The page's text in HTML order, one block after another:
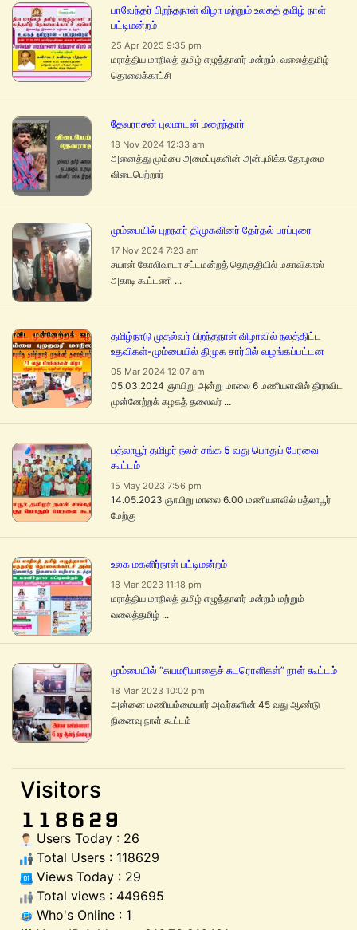
பாவேந்தர் பிறந்தநாள் விழா மற்றும் உலகத் தமிழ் நாள்
பட்டிமன்றம்
25 Apr 2025 9:35 pm
மராத்திய மாநிலத் தமிழ் எழுத்தாளர் மன்றம், வலைத்தமிழ்
தொலைக்காட்சி
தேவராசன் புலமாடன் மறைந்தார்
18 Nov 2024 12:33 am
அனைத்து மும்பை அமைப்புகளின் அன்புமிக்க தோழமை
விடைபெற்றார்
மும்பையில் புறநகர் திமுகவினர் தேர்தல் பரப்புரை
17 Nov 2024 7:23 am
சயான் கோலிவாடா சட்டமன்றத் தொகுதியில் மகாவிகாஸ்
அகாடி கூட்டணி ...
தமிழ்நாடு முதல்வர் பிறந்தநாள் விழாவில் நலத்திட்ட
உதவிகள்-மும்பையில் திமுக சார்பில் வழங்கப்பட்டன
05 Mar 2024 12:07 am
05.03.2024 ஞாயிறு அன்று மாலை 6 மணியளவில் திராவிட
முன்னேற்றக் கழகத் தலைவர் ...
பத்லாபூர் தமிழர் நலச் சங்க 5 வது பொதுப் பேரவை
கூட்டம்
15 May 2023 7:56 pm
14.05.2023 ஞாயிறு மாலை 6.00 மணியளவில் பத்லாபூர்
மேற்கு
உலக மகளிர்நாள் பட்டிமன்றம்
18 Mar 2023 11:18 pm
மராத்திய மாநிலத் தமிழ் எழுத்தாளர் மன்றம் மற்றும்
வலைத்தமிழ் ...
மும்பையில் “சுயமரியாதைச் சுடரொளிகள்” நாள் கூட்டம்
18 Mar 2023 10:02 pm
அன்னை மணியம்மையார் அவர்களின் 45 வது ஆண்டு
நினைவு நாள் கூட்டம்
Visitors
Users Today : 26
Total Users : 118629
Views Today : 29
Total views : 449695
Who's Online : 1